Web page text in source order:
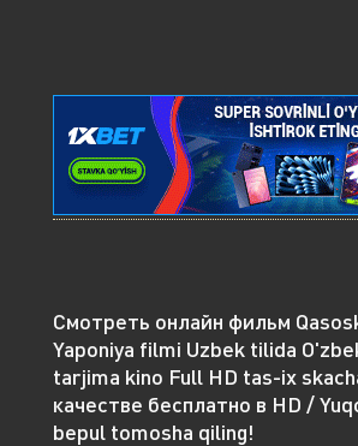
Смотреть онлайн фильм
Yaponiya filmi Uzbek tilida
tarjima kino Full HD tas-ix
качестве бесплатно в HD /
bepul tomosha qiling!